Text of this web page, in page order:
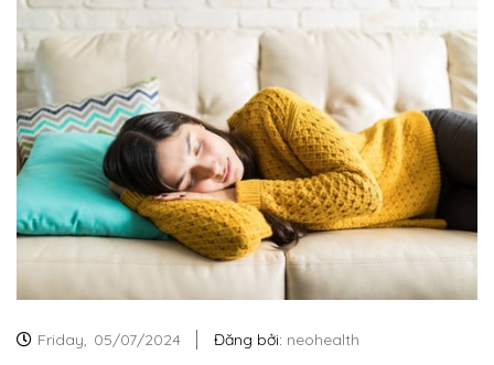
Friday, 05/07/2024 Đăng bởi: neohealth